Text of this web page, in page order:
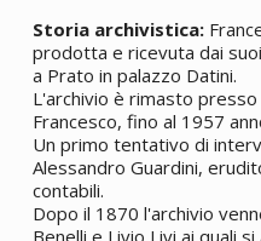
Storia archivistica:
prodotta e ricevuta dai
a Prato in palazzo Datini.
L'archivio è rimasto
Francesco, fino al 1957
Un primo tentativo di
Alessandro Guardini,
contabili.
Dopo il 1870 l'archivio
Benelli e Livio Livi ai quali